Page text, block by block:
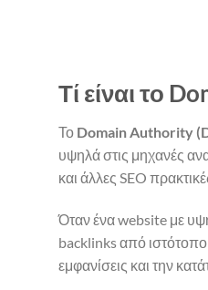
Τί είναι το
Το Domain Authority
υψηλά στις μηχανές
και άλλες SEO
Όταν ένα website με
backlinks από
εμφανίσεις και την